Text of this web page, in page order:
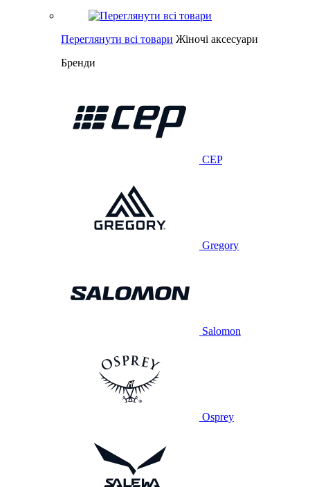
Переглянути всі товари Жіночі аксесуари
Бренди
CEP
Gregory
Salomon
Osprey